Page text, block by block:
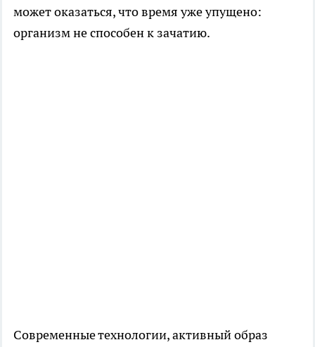
может оказаться, что время уже упущено:
организм не способен к зачатию.
Современные технологии, активный образ